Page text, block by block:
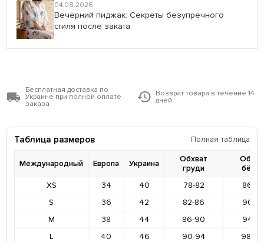
04.08.2026
Вечерний пиджак: Секреты безупречного
стиля после заката
Бесплатная доставка по
Украине при полной оплате
заказа
Возврат товара в течение 14
дней
Таблица размеров Полная таблица
Международный Европа Украина
Обхват
груди
XS
34 40 78-82
86-
S
36 42 82-86
90-
M
38 44 86-90
94-
L
40 46 90-94
98-